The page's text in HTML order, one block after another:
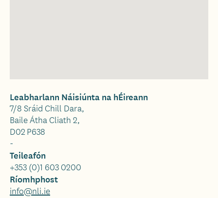
Leabharlann Náisiúnta na hÉireann
7/8 Sráid Chill Dara,
Baile Átha Cliath 2,
D02 P638
-
Teileafón
+353 (0)1 603 0200
Ríomhphost
info@nli.ie